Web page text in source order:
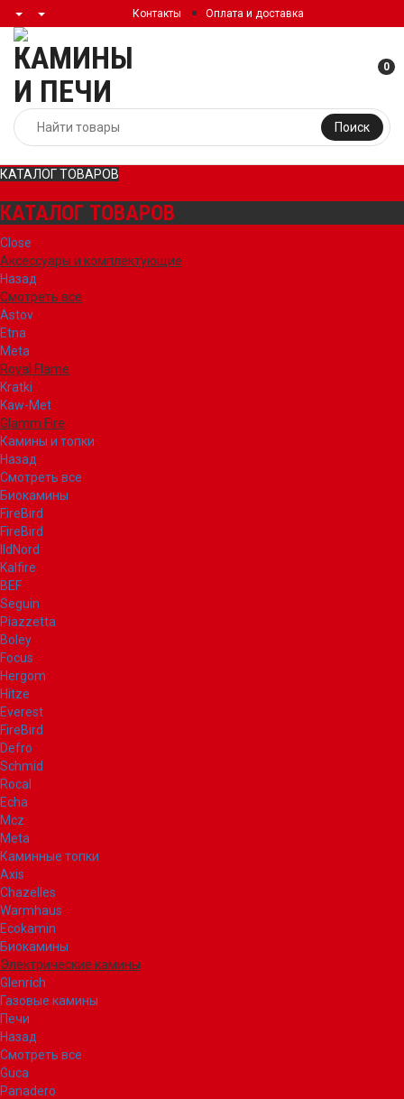
Контакты Оплата и доставка
Поиск
0
КАТАЛОГ ТОВАРОВ
КАТАЛОГ ТОВАРОВ
Close
Аксессуары и комплектующие
Назад
Смотреть все
Astov
Etna
Meta
Royal Flame
Kratki
Kaw-Met
Glamm Fire
Камины и топки
Назад
Смотреть все
Биокамины
FireBird
FireBird
IldNord
Kalfire
BEF
Seguin
Piazzetta
Boley
Focus
Hergom
Hitze
Everest
FireBird
Defro
Schmid
Rocal
Echa
Mcz
Meta
Каминные топки
Axis
Chazelles
Warmhaus
Ecokamin
Биокамины
Электрические камины
Glenrich
Газовые камины
Печи
Назад
Смотреть все
Guca
Panadero